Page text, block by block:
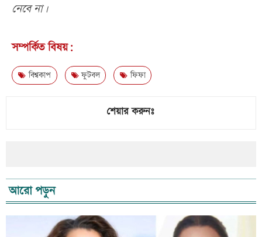
নেবে না।
সম্পর্কিত বিষয়:
বিশ্বকাপ ফুটবল ফিফা
শেয়ার করুনঃ
আরো পড়ুন